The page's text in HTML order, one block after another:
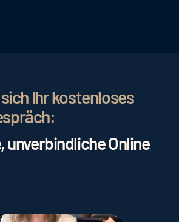
Ihr kostenloses
unverbindliche Online